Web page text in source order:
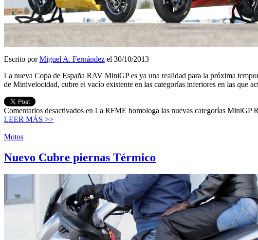
Escrito porMiguel A. Fernández el 30/10/2013
La nueva Copa de España RAV MiniGP es ya una realidad para la próxima
de Minivelocidad, cubre el vacío existente en las categorías inferiores en las que
Comentarios desactivados en La RFME homologa las nuevas categorías MiniGP
LEER MÁS >>
Motos
Nuevo Cubre piernas Térmico